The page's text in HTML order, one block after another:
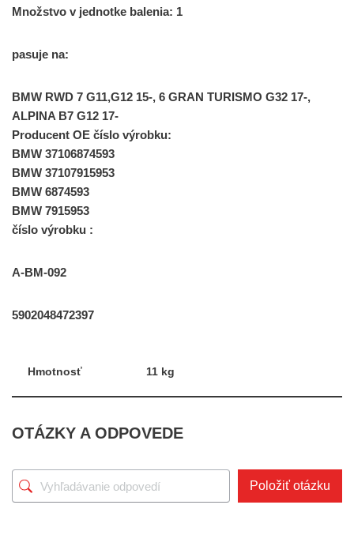
Množstvo v jednotke balenia: 1
pasuje na:
BMW RWD 7 G11,G12 15-, 6 GRAN TURISMO G32 17-,
ALPINA B7 G12 17-
Producent OE číslo výrobku:
BMW 37106874593
BMW 37107915953
BMW 6874593
BMW 7915953
číslo výrobku :
A-BM-092
5902048472397
Hmotnosť 11 kg
OTÁZKY A ODPOVEDE
Položiť otázku